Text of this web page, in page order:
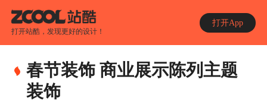
打开站酷，发现更好的设计！
打开App
春节装饰 商业展示陈列主题
装饰